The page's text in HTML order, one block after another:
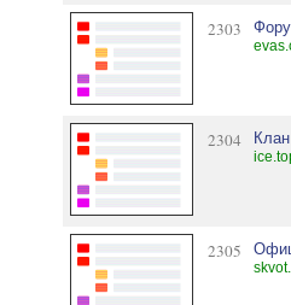
2303
2304
2305